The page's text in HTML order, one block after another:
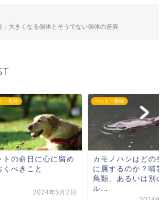
：大きくなる個体とそうでない個体の差異
・動物
トの命日に心に留め
くべきこと
2024年5月2日
ペット・動物
カモノハシはどの生
に属するのか？哺乳
鳥類、あるいは別の
ル...